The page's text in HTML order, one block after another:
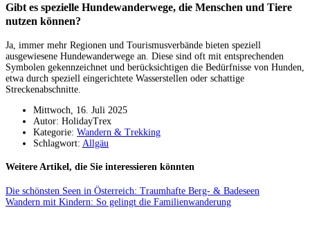
Gibt es spezielle Hundewanderwege, die Menschen und Tiere
nutzen können?
Ja, immer mehr Regionen und Tourismusverbände bieten speziell
ausgewiesene Hundewanderwege an. Diese sind oft mit entsprechenden
Symbolen gekennzeichnet und berücksichtigen die Bedürfnisse von Hunden,
etwa durch speziell eingerichtete Wasserstellen oder schattige
Streckenabschnitte.
Mittwoch, 16. Juli 2025
Autor: HolidayTrex
Kategorie: Wandern & Trekking
Schlagwort: Allgäu
Weitere Artikel, die Sie interessieren könnten
Die schönsten Seen in Österreich: Traumhafte Berg- & Badeseen
Wandern mit Kindern: So gelingt die Familienwanderung